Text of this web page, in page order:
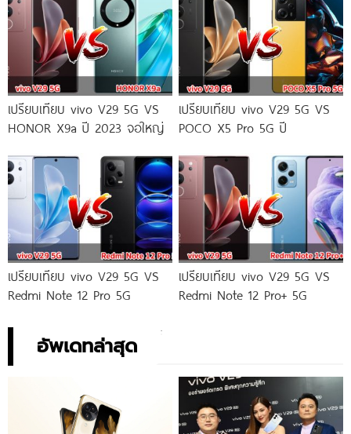
เปรียบเทียบ vivo V29 5G VS
HONOR X9a ปี 2023 จอใหญ่
เปรียบเทียบ vivo V29 5G VS
POCO X5 Pro 5G ปี
เปรียบเทียบ vivo V29 5G VS
Redmi Note 12 Pro 5G
เปรียบเทียบ vivo V29 5G VS
Redmi Note 12 Pro+ 5G
อัพเดทล่าสุด